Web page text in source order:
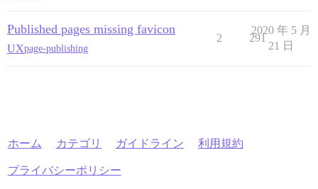
Published pages missing favicon
UXpage-publishing
2 291
2020 年 5 月
21 日
ホーム カテゴリ ガイドライン 利用規約
プライバシーポリシー